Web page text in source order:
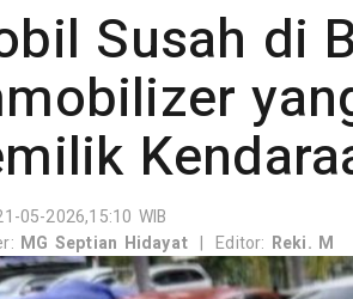
Susah di
05-2026,15:10 WIB
MG Septian Hidayat | Editor: Reki. M